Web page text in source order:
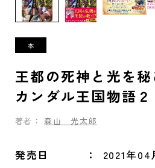
王都の死神と光を
カンダル王国物語２
著者： 森山 光太郎
発売日 2021年04